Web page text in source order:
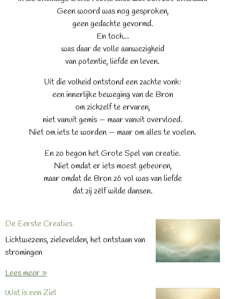
Geen woord was nog gesproken,
geen gedachte gevormd.
En toch...
was daar de volle aanwezigheid
van potentie, liefde en leven.
Uit die volheid ontstond een zachte vonk:
een innerlijke beweging van de Bron
om zichzelf te ervaren,
niet vanuit gemis — maar vanuit overvloed.
Niet om iets te worden — maar om alles te voelen.
En zo begon het Grote Spel van creatie.
Niet omdat er iets moest gebeuren,
maar omdat de Bron zó vol was van liefde
dat zij zélf wilde dansen.
De Eerste Creaties
Lichtwezens, zielevelden, het ontstaan van
stromingen
Lees meer »
Wat is een Ziel